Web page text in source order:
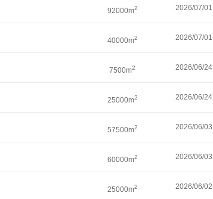
92000m2 2026/07/01
40000m2 2026/07/01
7500m2 2026/06/24
25000m2 2026/06/24
57500m2 2026/06/03
60000m2 2026/06/03
25000m2 2026/06/02